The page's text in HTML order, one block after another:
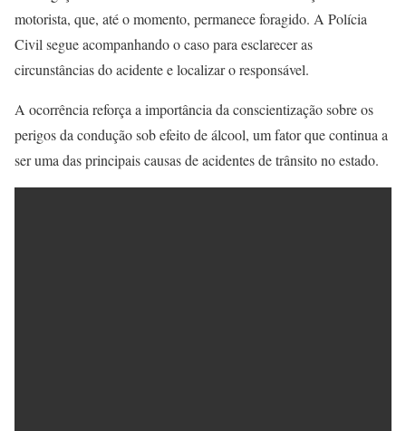
motorista, que, até o momento, permanece foragido. A Polícia
Civil segue acompanhando o caso para esclarecer as
circunstâncias do acidente e localizar o responsável.
A ocorrência reforça a importância da conscientização sobre os
perigos da condução sob efeito de álcool, um fator que continua a
ser uma das principais causas de acidentes de trânsito no estado.